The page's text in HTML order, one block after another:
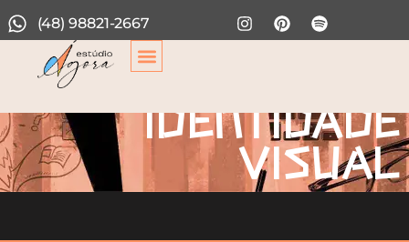
(48) 98821-2667
IDENTIDADE
VISUAL